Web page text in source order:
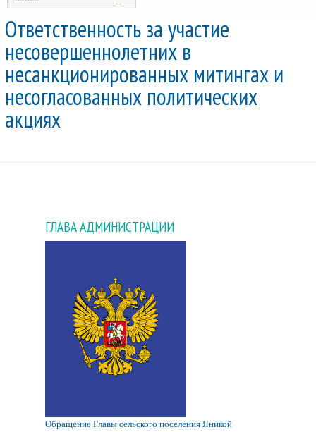
Ответственность за участие
несовершеннолетних в
несанкционированных митингах и
несогласованных политических
акциях
ГЛАВА АДМИНИСТРАЦИИ
Обращение Главы сельского поселения Яникой